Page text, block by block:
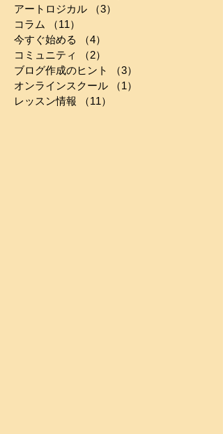
アートロジカル
（3）
コラム
（11）
今すぐ始める
（4）
コミュニティ
（2）
ブログ作成のヒント
（3）
オンラインスクール
（1）
レッスン情報
（11）